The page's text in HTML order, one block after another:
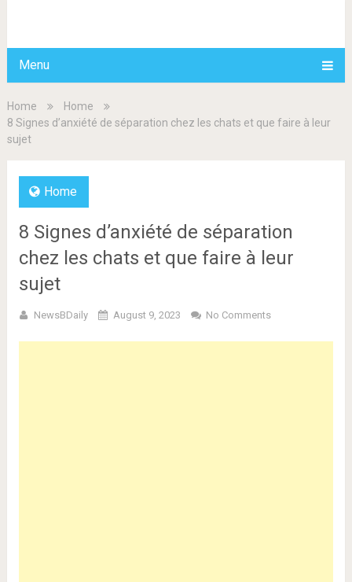
Menu
Home
Home
8 Signes d’anxiété de séparation chez les chats et que faire à leur
sujet
Home
8 Signes d’anxiété de séparation
chez les chats et que faire à leur
sujet
NewsBDaily August 9, 2023 No Comments